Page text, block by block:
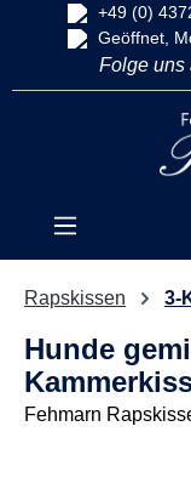
springen
+49 (0)
Geöffnet,
Folge uns
Rapskissen 3-
Hunde
Fehmarn